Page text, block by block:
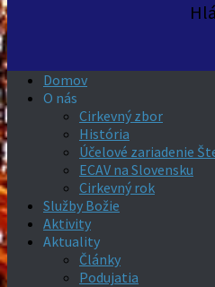
Domov
O nás
Cirkevný zbor
História
Účelové zariadenie
ECAV na Slovensku
Cirkevný rok
Služby Božie
Aktivity
Aktuality
Články
Podujatia